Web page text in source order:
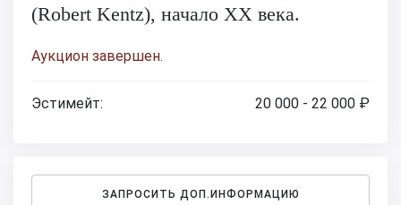
(Robert Kentz), начало XX века.
Аукцион завершен.
Эстимейт: 20 000 - 22 000 ₽
ЗАПРОСИТЬ ДОП.ИНФОРМАЦИЮ